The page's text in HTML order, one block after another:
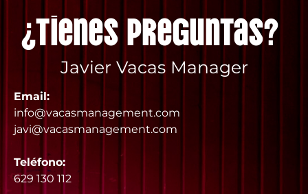
¿Tienes preguntas?
Javier Vacas Manager
Email:
info@vacasmanagement.com
javi@vacasmanagement.com
Teléfono:
629 130 112